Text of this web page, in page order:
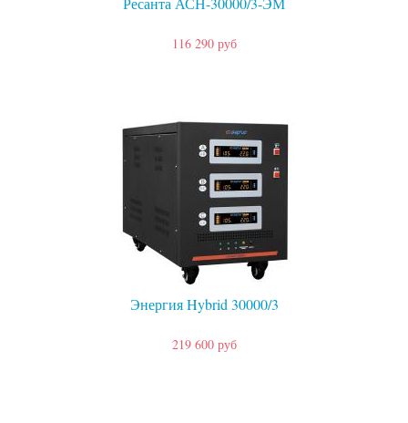
116 290 руб
Энергия Hybrid 30000/3
219 600 руб